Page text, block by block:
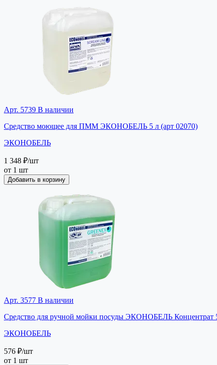
Арт. 5739 В наличии
Средство моющее для ПММ ЭКОНОБЕЛЬ 5 л (арт 02070)
ЭКОНОБЕЛЬ
1 348 ₽/шт
от 1 шт
Добавить в корзину
Арт. 3577 В наличии
Средство для ручной мойки посуды ЭКОНОБЕЛЬ Концентрат
ЭКОНОБЕЛЬ
576 ₽/шт
от 1 шт